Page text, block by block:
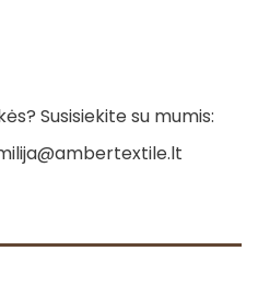
Susisiekite su mumis: